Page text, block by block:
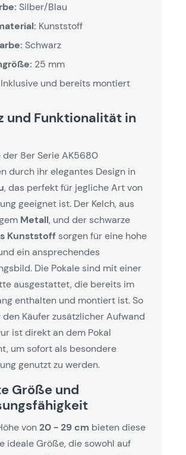
Silber/Blau
Kunststoff
Schwarz
25 mm
Inklusive und bereits montiert
und Funktionalität in
der 8er Serie AK5680
durch ihr elegantes Design in
, das perfekt für jegliche Art von
geeignet ist. Der Kelch, aus
Metall, und der schwarze
Kunststoff sorgen für eine hohe
ein ansprechendes
Die Pokale sind mit einer
ausgestattet, die bereits im
enthalten und montiert ist. So
Käufer zusätzlicher Aufwand
ist direkt an dem Pokal
um sofort als besondere
genutzt zu werden.
Größe und
von20 - 29 cm bieten diese
ideale Größe, die sowohl auf